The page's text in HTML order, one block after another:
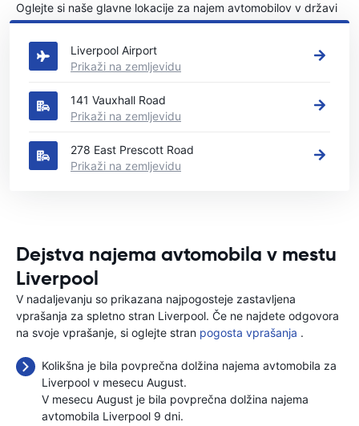
Oglejte si naše glavne lokacije za najem avtomobilov v državi
Liverpool
Liverpool Airport
Prikaži na zemljevidu
141 Vauxhall Road
Prikaži na zemljevidu
278 East Prescott Road
Prikaži na zemljevidu
Dejstva najema avtomobila v mestu
Liverpool
V nadaljevanju so prikazana najpogosteje zastavljena
vprašanja za spletno stran Liverpool. Če ne najdete odgovora
na svoje vprašanje, si oglejte stran pogosta vprašanja .
Kolikšna je bila povprečna dolžina najema avtomobila za
Liverpool v mesecu August.
V mesecu August je bila povprečna dolžina najema
avtomobila Liverpool 9 dni.